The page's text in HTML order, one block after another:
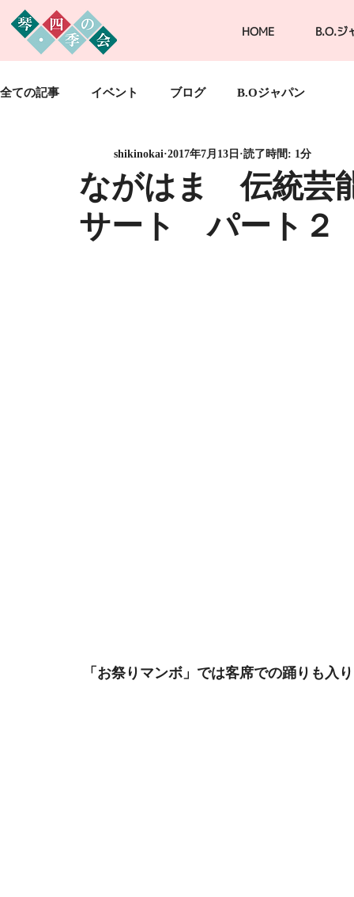
HOME B.O.ジ
全ての記事 イベント ブログ B.Oジャパン
ながはま 伝統芸
サート パート２
shikinokai 2017年7月13日 読了時間: 1分
「お祭りマンボ」では客席での踊りも入